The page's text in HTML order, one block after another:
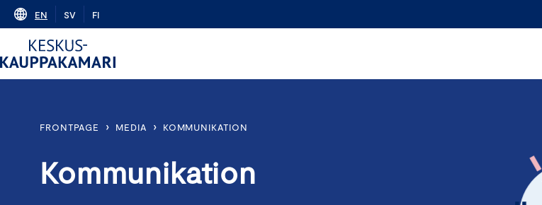
Skip
content
EN SV FI
FRONTPAGE › MEDIA › KOMMUNIKATION
Kommunikation